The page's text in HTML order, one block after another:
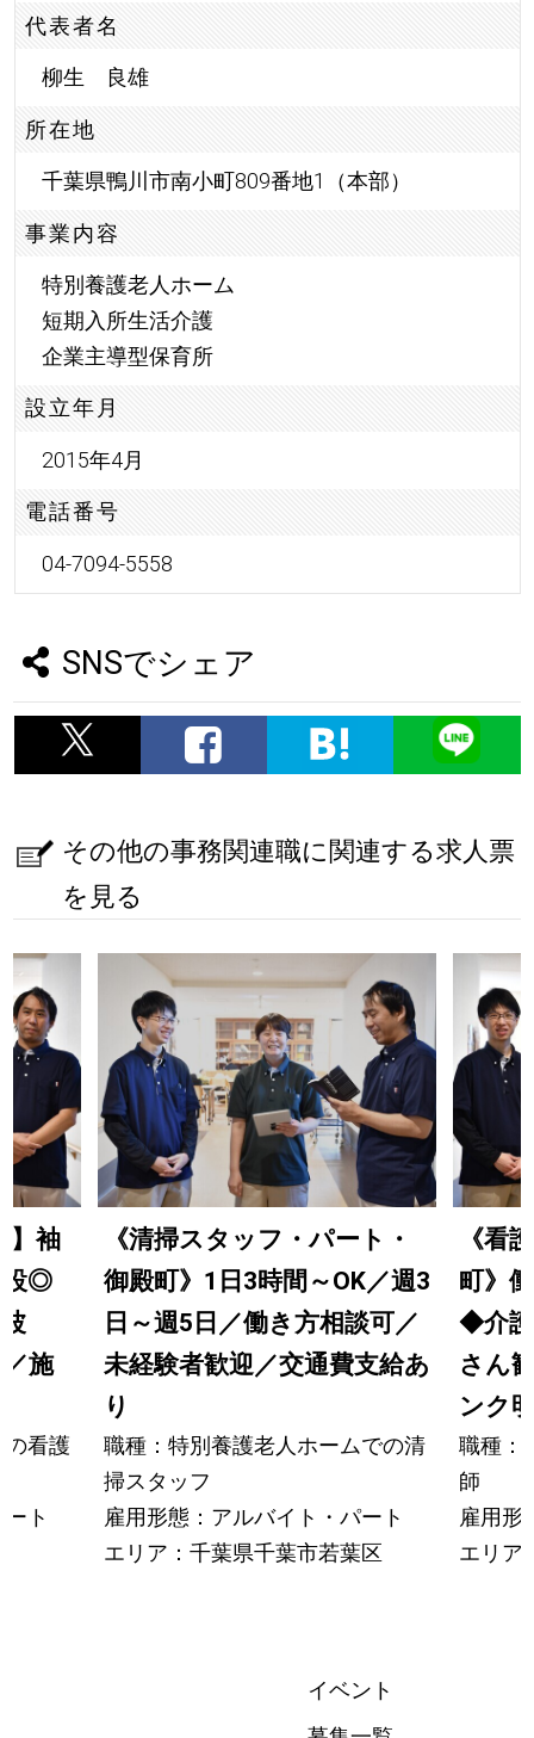
代表者名
柳生 良雄
所在地
千葉県鴨川市南小町809番地1（本部）
事業内容
特別養護老人ホーム
短期入所生活介護
企業主導型保育所
設立年月
2015年4月
電話番号
04-7094-5558
SNSでシェア
その他の事務関連職に関連する求人票
を見る
】袖
設◎
施
看護
ト
《清掃スタッフ・パート・
御殿町》1日3時間～OK／週3
日～週5日／働き方相談可／
未経験者歓迎／交通費支給あ
り
職種：特別養護老人ホームでの清
掃スタッフ
雇用形態：アルバイト・パート
エリア：千葉県千葉市若葉区
《看
町》
◆介護
さん
ンク
職種：
師
雇用形
エリア
イベント